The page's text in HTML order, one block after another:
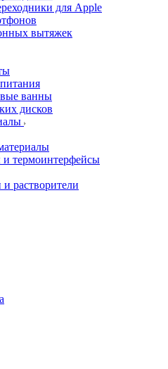
для Apple
вытяжек
ванны
дисков
и термоинтерфейсы
растворители